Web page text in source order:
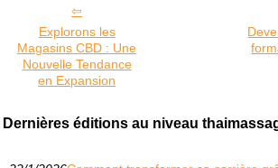
Explorons les
Magasins CBD : Une
Nouvelle Tendance
en Expansion
Dernières éditions au niveau